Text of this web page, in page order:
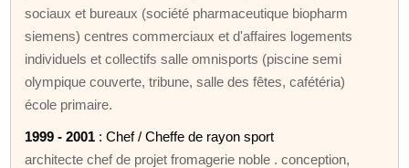
sociaux et bureaux (société pharmaceutique biopharm
siemens) centres commerciaux et d'affaires logements
individuels et collectifs salle omnisports (piscine semi
olympique couverte, tribune, salle des fêtes, cafétéria)
école primaire.
1999 - 2001 : Chef / Cheffe de rayon sport
architecte chef de projet fromagerie noble . conception,